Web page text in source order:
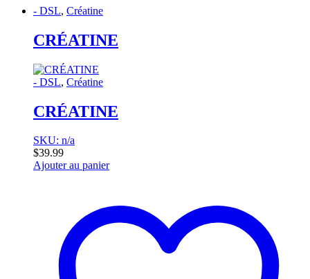
- DSL, Créatine
CRÉATINE
- DSL, Créatine
CRÉATINE
SKU: n/a
$39.99
Ajouter au panier